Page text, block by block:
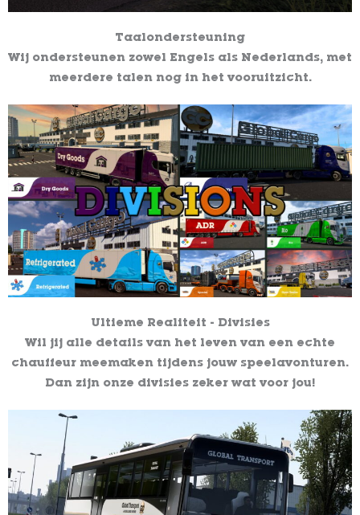
Taalondersteuning
Wij ondersteunen zowel Engels als Nederlands, met
meerdere talen nog in het vooruitzicht.
Ultieme Realiteit - Divisies
Wil jij alle details van het leven van een echte
chauffeur meemaken tijdens jouw speelavonturen.
Dan zijn onze divisies zeker wat voor jou!